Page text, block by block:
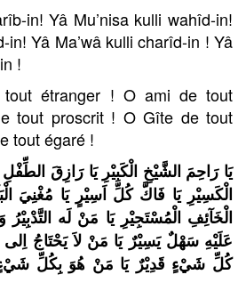
in! Yâ Mu’nisa kulli wahîd-in!
in! Yâ Ma’wâ kulli charîd-in ! Yâ
!
tout étranger ! O ami de tout
tout proscrit ! O Gîte de tout
tout égaré !
يَا رَاحِمَ الشَّيْخِ الْكَبِيْرِ يَا رَازِقَ
الْكَسِيْرِ يَا فَاكَّ كُلِّ اَسِيْرٍ يَا مُغْنِيَ
الْخَآئِفِ الْمُسْتَجِيْرِ يَا مَنْ لَه التَّدْبِيْرُ
عَلَيْهِ سَهْلٌ يَسِيْرٌ يَا مَنْ لاَ يَحْتَاجُ
كُلِّ شَيْءٍ قَدِيْرٌ يَا مَنْ هُوَ بِكُلِّ